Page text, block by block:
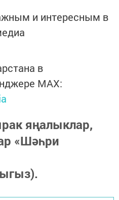
и интересным в
в
MАХ:
яңалыклар,
«Шәһри